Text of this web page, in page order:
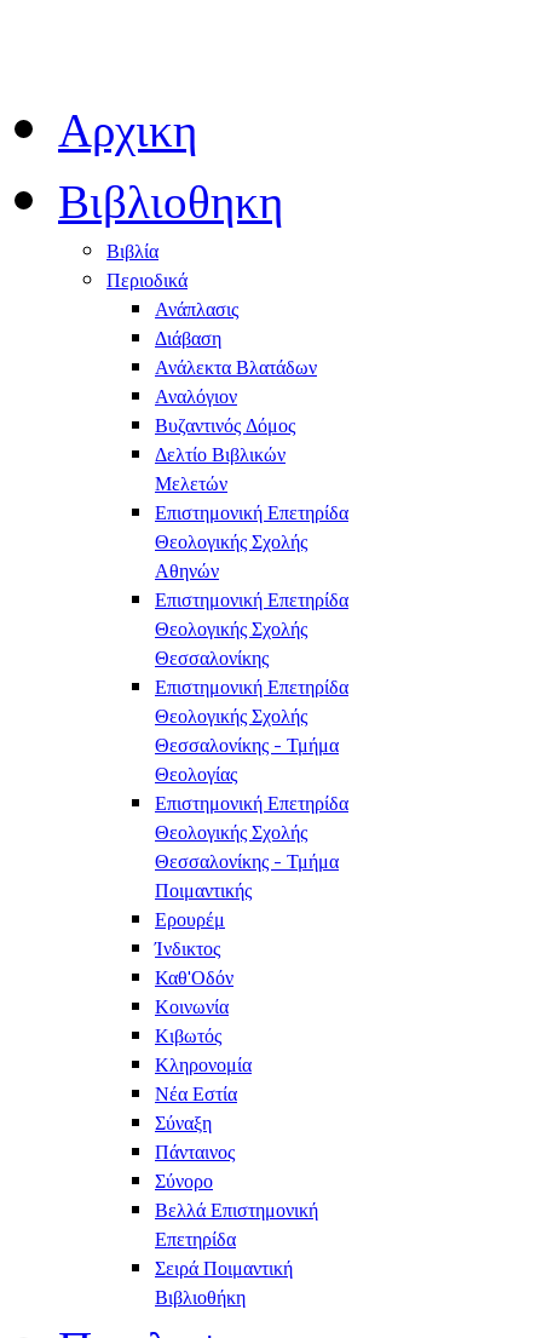
Αρχικη
Βιβλιοθηκη
Βιβλία
Περιοδικά
Ανάπλασις
Διάβαση
Ανάλεκτα Βλατάδων
Αναλόγιον
Βυζαντινός Δόμος
Δελτίο Βιβλικών
Μελετών
Επιστημονική Επετηρίδα
Θεολογικής Σχολής
Αθηνών
Επιστημονική Επετηρίδα
Θεολογικής Σχολής
Θεσσαλονίκης
Επιστημονική Επετηρίδα
Θεολογικής Σχολής
Θεσσαλονίκης - Τμήμα
Θεολογίας
Επιστημονική Επετηρίδα
Θεολογικής Σχολής
Θεσσαλονίκης - Τμήμα
Ποιμαντικής
Ερουρέμ
Ίνδικτος
Καθ'Οδόν
Κοινωνία
Κιβωτός
Κληρονομία
Νέα Εστία
Σύναξη
Πάνταινος
Σύνορο
Βελλά Επιστημονική
Επετηρίδα
Σειρά Ποιμαντική
Βιβλιοθήκη